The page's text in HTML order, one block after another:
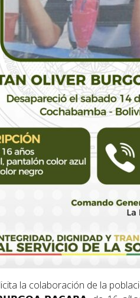
la colaboración de la